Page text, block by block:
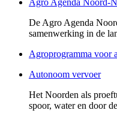
Agro Agenda Noord-
De Agro Agenda
samenwerking in de
Agroprogramma voor
Autonoom vervoer
Het Noorden als
spoor, water en door